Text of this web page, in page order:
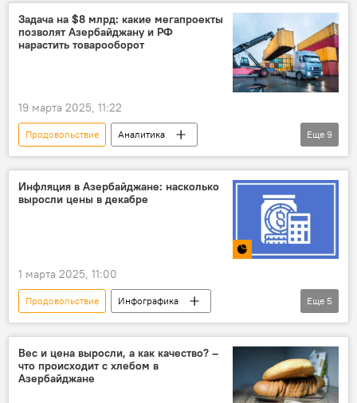
Новруз
Цены Инфографика
Задача на $8 млрд: какие мегапроекты
позволят Азербайджану и РФ
нарастить товарооборот
19 марта 2025, 11:22
Продовольствие
Аналитика
Азербайджан
Россия
Экономика
Сотрудничество
мегапроекты
Товарооборот
Железная дорога
Еще 9
Инфляция в Азербайджане: насколько
выросли цены в декабре
1 марта 2025, 11:00
Продовольствие
Инфографика
МУЛЬТИМЕДИА
Азербайджан
Экономика
Инфляция
Табачные изделия
Еще 5
Вес и цена выросли, а как качество? –
что происходит с хлебом в
Азербайджане